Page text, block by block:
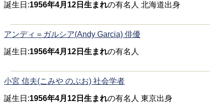
誕生日:1956年4月12日生まれの有名人 北海道出身
アンディ＝ガルシア(Andy Garcia) 俳優
誕生日:1956年4月12日生まれの有名人
小宮 信夫(こみや のぶお) 社会学者
誕生日:1956年4月12日生まれの有名人 東京出身